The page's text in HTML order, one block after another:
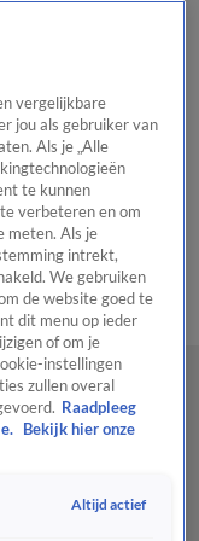
van Hart
Tip de
redactiePanelVideo's
vergelijkbare
jou als gebruiker van
Als je „Alle
te kunnen
verbeteren en om
meten. Als je
intrekt,
We gebruiken
de website goed te
dit menu op ieder
of om je
instellingen
zullen overal
Raadpleeg
Bekijk hier onze
Altijd actief